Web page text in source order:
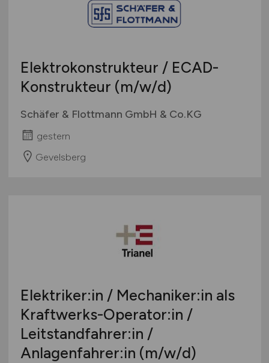
Studentenjobs / Werkstudenten
Mecklenburg-Vorpommern
Niedersachsen
Rheinland-Pfalz
Saarland
Sachsen
International
Elektrokonstrukteur / ECAD-
Konstrukteur (m/w/d)
Schäfer & Flottmann GmbH & Co.KG
gestern
Gevelsberg
Elektriker:in / Mechaniker:in als
Kraftwerks-Operator:in /
Leitstandfahrer:in /
Anlagenfahrer:in (m/w/d)